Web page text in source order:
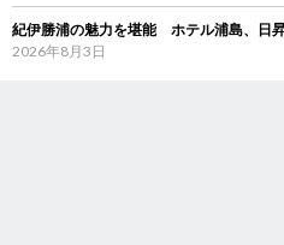
紀伊勝浦の魅力を堪能 ホテル浦島、日
2026年8月3日